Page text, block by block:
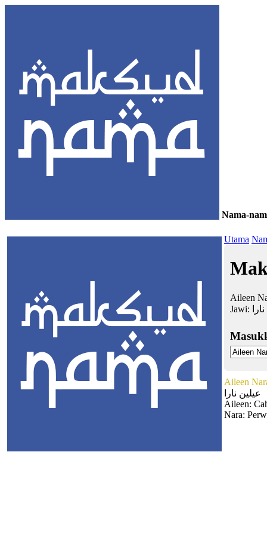
Nama-
Utama
Aileen
Jawi:
Aileen
عيلين نارا
Aileen:
Nara: